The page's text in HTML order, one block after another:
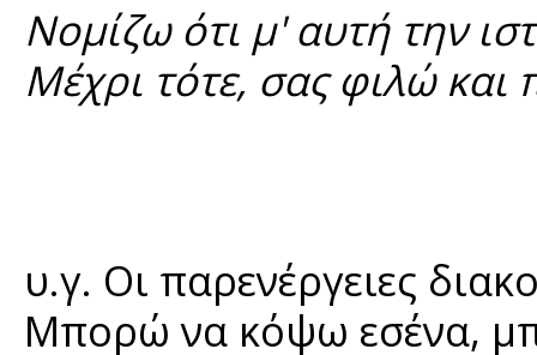
Νομίζω ότι μ' αυτή την
Μέχρι τότε, σας φιλώ και
υ.γ. Οι παρενέργειες
Μπορώ να κόψω εσένα,